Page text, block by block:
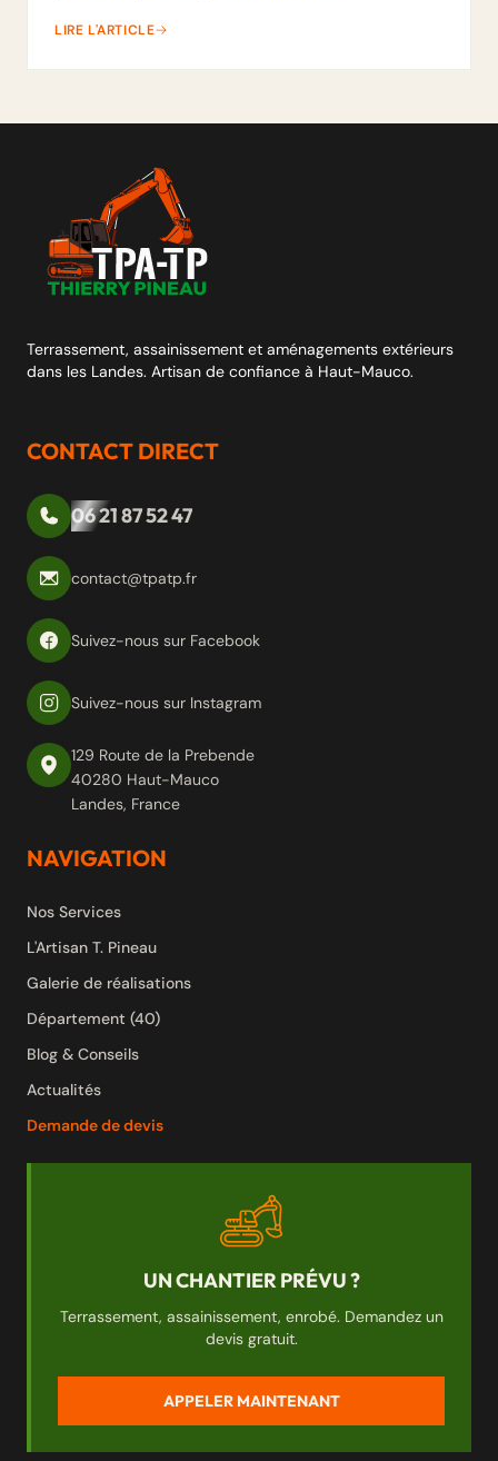
LIRE L'ARTICLE
Terrassement, assainissement et aménagements extérieurs
dans les Landes. Artisan de confiance à Haut-Mauco.
CONTACT DIRECT
06 21 87 52 47
contact@tpatp.fr
Suivez-nous sur Facebook
Suivez-nous sur Instagram
129 Route de la Prebende
40280 Haut-Mauco
Landes, France
NAVIGATION
Nos Services
L'Artisan T. Pineau
Galerie de réalisations
Département (40)
Blog & Conseils
Actualités
Demande de devis
UN CHANTIER PRÉVU ?
Terrassement, assainissement, enrobé. Demandez un
devis gratuit.
APPELER MAINTENANT